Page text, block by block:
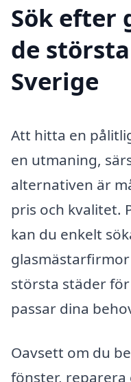
Sök efter
de
Sverige
Att hitta en
en utmaning,
alternativen är
pris och kvalitet.
kan du enkelt
glasmästarfirmor
största städer
passar dina
Oavsett om du
fönster, reparera